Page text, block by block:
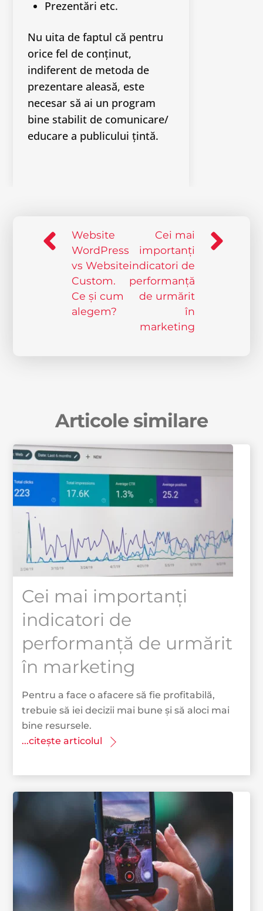
Prezentări etc.
Nu uita de faptul că pentru
orice fel de conținut,
indiferent de metoda de
prezentare aleasă, este
necesar să ai un program
bine stabilit de comunicare/
educare a publicului țintă.
Website
WordPress
vs Website
Custom.
Ce și cum
alegem?
Cei mai
importanți
indicatori de
performanță
de urmărit
în
marketing
Articole similare
Cei mai importanți
indicatori de
performanță de urmărit
în marketing
Pentru a face o afacere să fie profitabilă,
trebuie să iei decizii mai bune și să aloci mai
bine resursele.
...citește articolul